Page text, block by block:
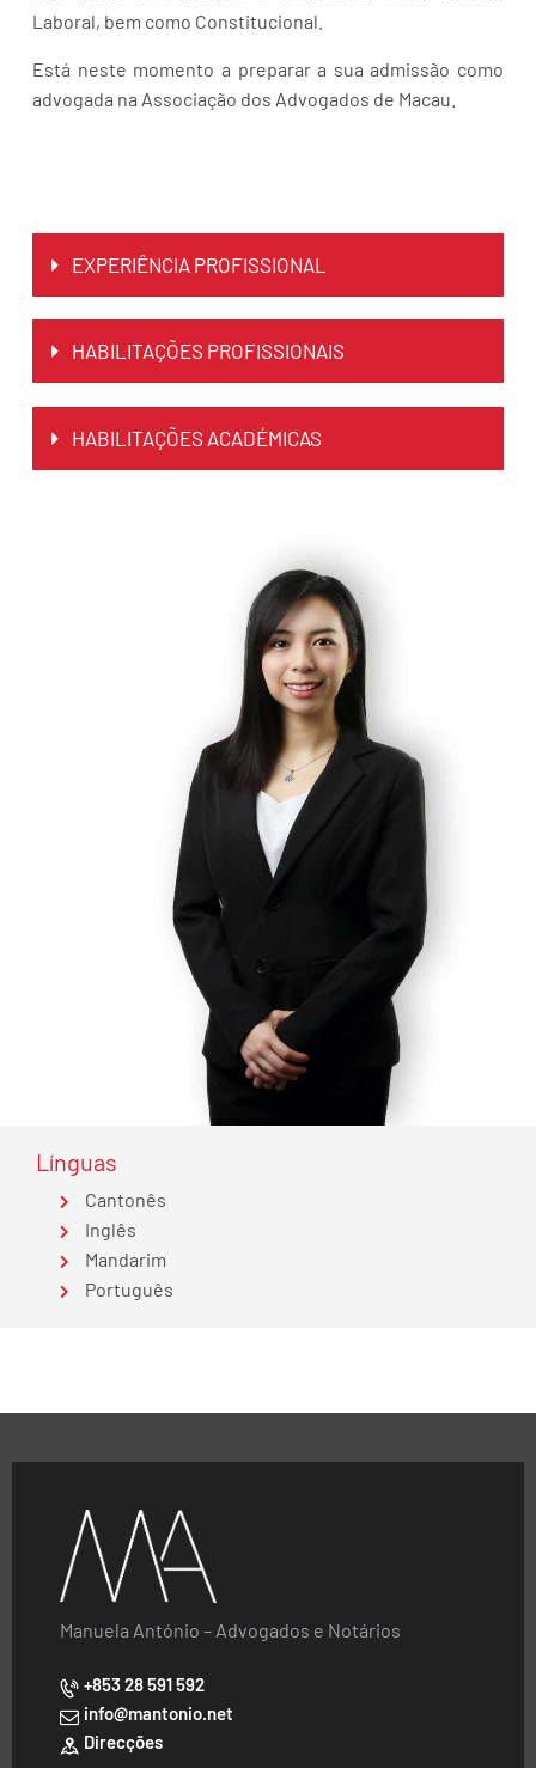
Laboral, bem como Constitucional.
Está neste momento a preparar a sua admissão como
advogada na Associação dos Advogados de Macau.
EXPERIÊNCIA PROFISSIONAL
HABILITAÇÕES PROFISSIONAIS
HABILITAÇÕES ACADÉMICAS
Línguas
Cantonês
Inglês
Mandarim
Português
Manuela António – Advogados e Notários
+853 28 591 592
info@mantonio.net
Direcções